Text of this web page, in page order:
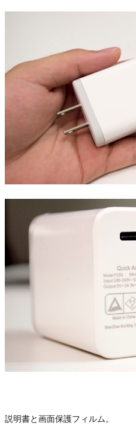
説明書と画面保護フィルム。